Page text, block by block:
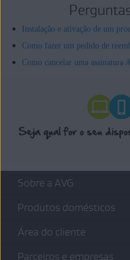
Instalação e ativação de um
Como fazer um pedido de
Como cancelar uma assinatura
Sobre a AVG
Produtos domésticos
Área do cliente
Parceiros e empresas